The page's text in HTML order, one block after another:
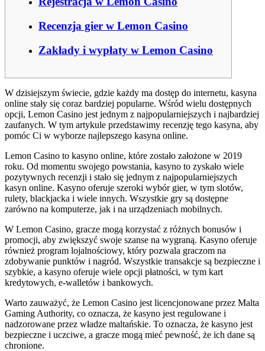
Recenzja gier w Lemon Casino
Zakłady i wypłaty w Lemon Casino
W dzisiejszym świecie, gdzie każdy ma dostęp do internetu, kasyna
online stały się coraz bardziej popularne. Wśród wielu dostępnych
opcji, Lemon Casino jest jednym z najpopularniejszych i najbardziej
zaufanych. W tym artykule przedstawimy recenzję tego kasyna, aby
pomóc Ci w wyborze najlepszego kasyna online.
Lemon Casino to kasyno online, które zostało założone w 2019
roku. Od momentu swojego powstania, kasyno to zyskało wiele
pozytywnych recenzji i stało się jednym z najpopularniejszych
kasyn online. Kasyno oferuje szeroki wybór gier, w tym slotów,
rulety, blackjacka i wiele innych. Wszystkie gry są dostępne
zarówno na komputerze, jak i na urządzeniach mobilnych.
W Lemon Casino, gracze mogą korzystać z różnych bonusów i
promocji, aby zwiększyć swoje szanse na wygraną. Kasyno oferuje
również program lojalnościowy, który pozwala graczom na
zdobywanie punktów i nagród. Wszystkie transakcje są bezpieczne i
szybkie, a kasyno oferuje wiele opcji płatności, w tym kart
kredytowych, e-walletów i bankowych.
Warto zauważyć, że Lemon Casino jest licencjonowane przez Malta
Gaming Authority, co oznacza, że kasyno jest regulowane i
nadzorowane przez władze maltańskie. To oznacza, że kasyno jest
bezpieczne i uczciwe, a gracze mogą mieć pewność, że ich dane są
chronione.